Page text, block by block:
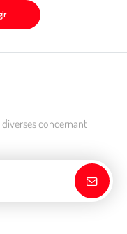
concernant